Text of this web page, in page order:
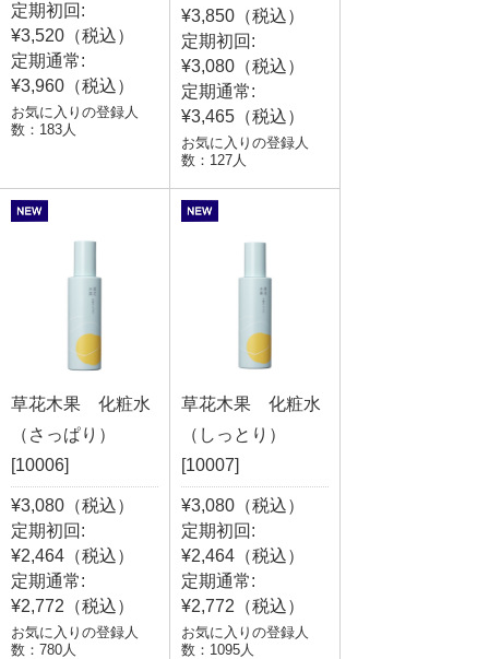
定期初回:
¥3,520（税込）
定期通常:
¥3,960（税込）
お気に入りの登録人
数：183人
¥3,850（税込）
定期初回:
¥3,080（税込）
定期通常:
¥3,465（税込）
お気に入りの登録人
数：127人
草花木果 化粧水
（さっぱり）
[10006]
¥3,080（税込）
定期初回:
¥2,464（税込）
定期通常:
¥2,772（税込）
お気に入りの登録人
数：780人
草花木果 化粧水
（しっとり）
[10007]
¥3,080（税込）
定期初回:
¥2,464（税込）
定期通常:
¥2,772（税込）
お気に入りの登録人
数：1095人